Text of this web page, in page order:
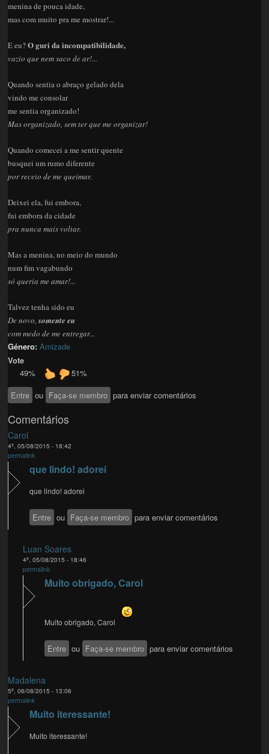
menina de pouca idade,
mas com muito pra me mostrar!...
E eu?O guri da incompatibilidade,
vazio que nem saco de ar!...
Quando sentia o abraço gelado dela
vindo me consolar
me sentia organizado!
Mas organizado, sem ter que me organizar!
Quando comecei a me sentir quente
busquei um rumo diferente
por receio de me queimar.
Deixei ela, fui embora,
fui embora da cidade
pra nunca mais voltar.
Mas a menina, no meio do mundo
num fim vagabundo
só queria me amar!...
Talvez tenha sido eu
De novo,somente eu
com medo de me entregar...
Género:Amizade
Vote
49%
51%
Entre ou Faça-se membro para enviar comentários
Comentários
Carol
4ª, 05/08/2015 - 18:42
permalink
que lindo! adorei
que lindo! adorei
Entre ou Faça-se membro para enviar comentários
Luan Soares
4ª, 05/08/2015 - 18:46
permalink
Muito obrigado, Carol
Muito obrigado, Carol
Entre ou Faça-se membro para enviar comentários
Madalena
5ª, 06/08/2015 - 13:06
permalink
Muito iteressante!
Muito iteressante!